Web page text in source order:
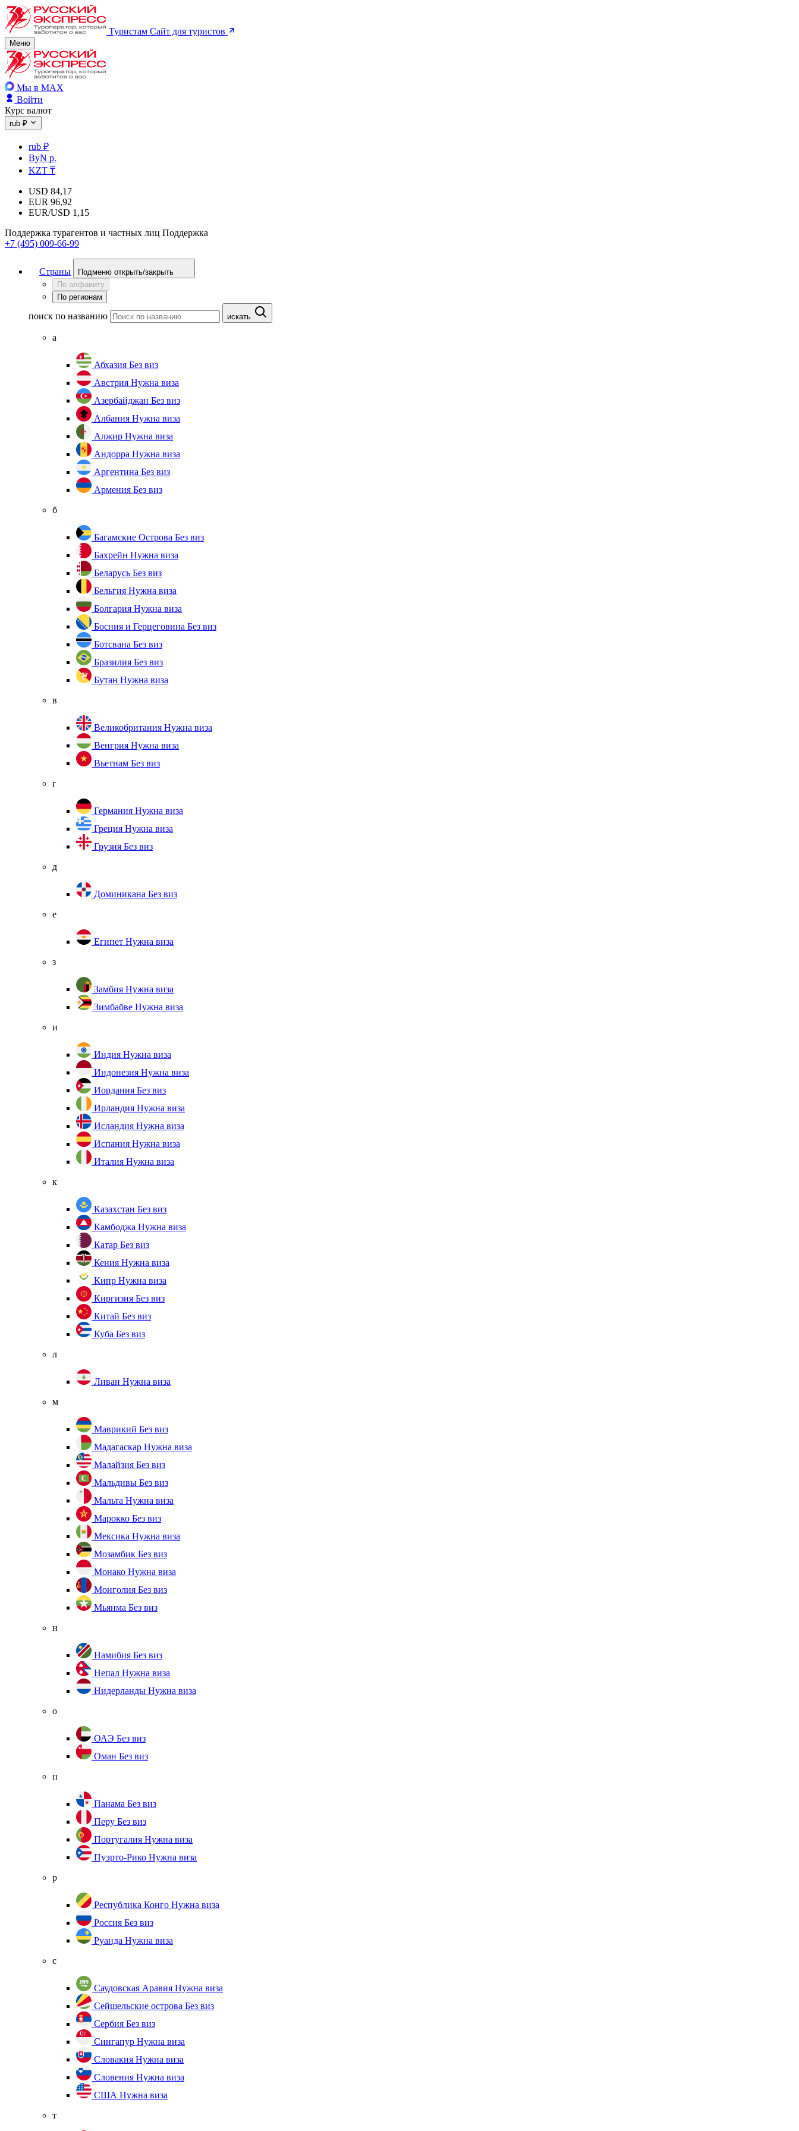
Туристам Сайт для туристов
Меню
Мы в MAX
Войти
Курс валют
rub ₽
rub ₽
ByN р.
KZT ₸
USD 84,17
EUR 96,92
EUR/USD 1,15
Поддержка турагентов и частных лиц Поддержка
+7 (495) 009-66-99
Страны
Подменю открыть/закрыть
По алфавиту
По регионам
поиск по названию искать
а
Абхазия Без виз
Австрия Нужна виза
Азербайджан Без виз
Албания Нужна виза
Алжир Нужна виза
Андорра Нужна виза
Аргентина Без виз
Армения Без виз
б
Багамские Острова Без виз
Бахрейн Нужна виза
Беларусь Без виз
Бельгия Нужна виза
Болгария Нужна виза
Босния и Герцеговина Без виз
Ботсвана Без виз
Бразилия Без виз
Бутан Нужна виза
в
Великобритания Нужна виза
Венгрия Нужна виза
Вьетнам Без виз
г
Германия Нужна виза
Греция Нужна виза
Грузия Без виз
д
Доминикана Без виз
е
Египет Нужна виза
з
Замбия Нужна виза
Зимбабве Нужна виза
и
Индия Нужна виза
Индонезия Нужна виза
Иордания Без виз
Ирландия Нужна виза
Исландия Нужна виза
Испания Нужна виза
Италия Нужна виза
к
Казахстан Без виз
Камбоджа Нужна виза
Катар Без виз
Кения Нужна виза
Кипр Нужна виза
Киргизия Без виз
Китай Без виз
Куба Без виз
л
Ливан Нужна виза
м
Маврикий Без виз
Мадагаскар Нужна виза
Малайзия Без виз
Мальдивы Без виз
Мальта Нужна виза
Марокко Без виз
Мексика Нужна виза
Мозамбик Без виз
Монако Нужна виза
Монголия Без виз
Мьянма Без виз
н
Намибия Без виз
Непал Нужна виза
Нидерланды Нужна виза
о
ОАЭ Без виз
Оман Без виз
п
Панама Без виз
Перу Без виз
Португалия Нужна виза
Пуэрто-Рико Нужна виза
р
Республика Конго Нужна виза
Россия Без виз
Руанда Нужна виза
с
Саудовская Аравия Нужна виза
Сейшельские острова Без виз
Сербия Без виз
Сингапур Нужна виза
Словакия Нужна виза
Словения Нужна виза
США Нужна виза
т